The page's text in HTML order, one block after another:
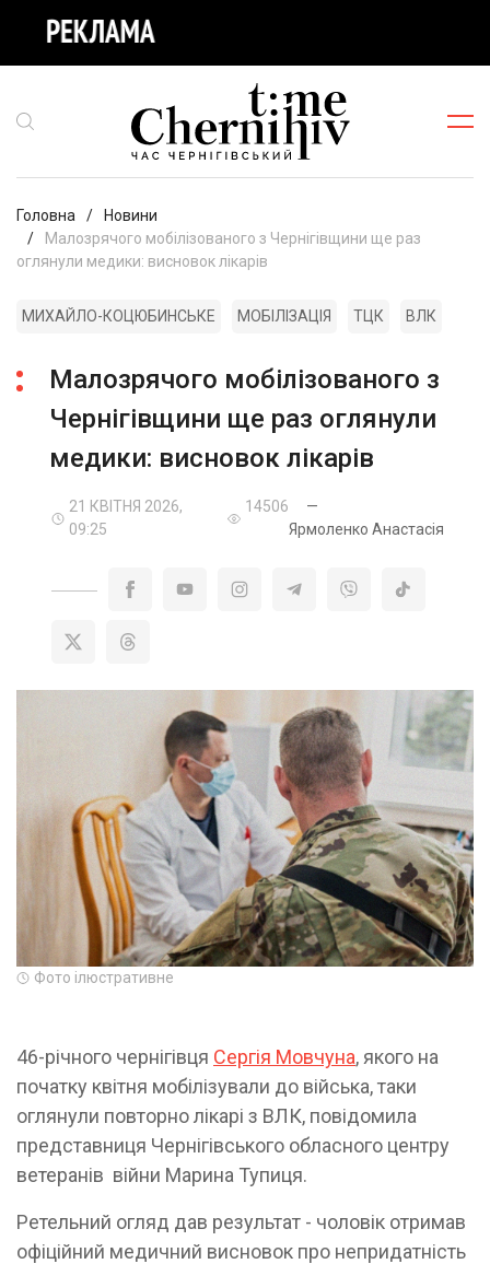
Головна
Новини
Малозрячого мобілізованого з Чернігівщини ще раз
оглянули медики: висновок лікарів
МИХАЙЛО-КОЦЮБИНСЬКЕ МОБІЛІЗАЦІЯ ТЦК ВЛК
Малозрячого мобілізованого з
Чернігівщини ще раз оглянули
медики: висновок лікарів
21 КВІТНЯ 2026,
09:25
14506
—
Ярмоленко Анастасія
Фото ілюстративне
46-річного чернігівця Сергія Мовчуна, якого на
початку квітня мобілізували до війська, таки
оглянули повторно лікарі з ВЛК, повідомила
представниця Чернігівського обласного центру
ветеранів війни Марина Тупиця.
Ретельний огляд дав результат - чоловік отримав
офіційний медичний висновок про непридатність